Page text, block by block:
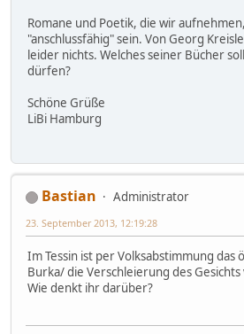
Romane und Poetik, die wir
"anschlussfähig" sein. Von Georg
leider nichts. Welches seiner Bücher
dürfen?
Schöne Grüße
LiBi Hamburg
Bastian
Administrator
23. September 2013, 12:19:28
Im Tessin ist per Volksabstimmung das
Burka/ die Verschleierung des
Wie denkt ihr darüber?